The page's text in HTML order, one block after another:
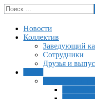
Перейти
к
содержимому
Пермский
Поиск:
Новости
Коллектив
Заведующий
Сотрудники
Друзья и